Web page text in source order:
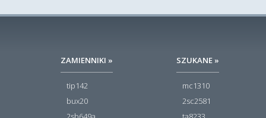
ZAMIENNIKI »
tip142
bux20
SZUKANE »
mc1310
2sc2581